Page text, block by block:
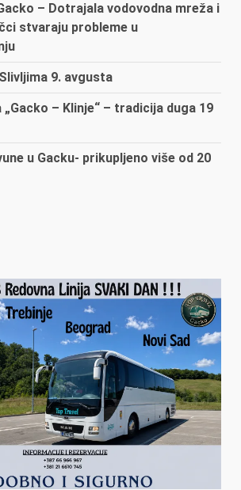
– Dotrajala vodovodna mreža i
stvaraju probleme u
9. avgusta
– Klinje“ – tradicija duga 19
u Gacku- prikupljeno više od 20